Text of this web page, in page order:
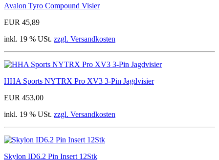
Avalon Tyro Compound Visier
EUR 45,89
inkl. 19 % USt. zzgl. Versandkosten
HHA Sports NYTRX Pro XV3 3-Pin Jagdvisier
EUR 453,00
inkl. 19 % USt. zzgl. Versandkosten
Skylon ID6.2 Pin Insert 12Stk